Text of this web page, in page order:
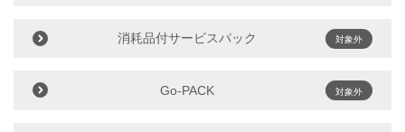
消耗品付サービスパック 対象外
Go-PACK 対象外